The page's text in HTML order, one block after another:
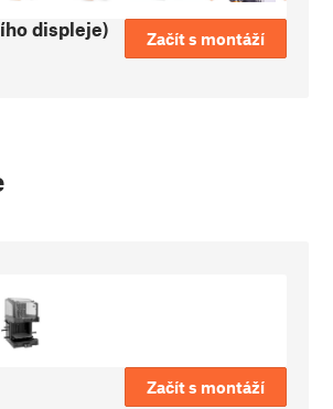
displeje) Začít s montáží
Začít s montáží